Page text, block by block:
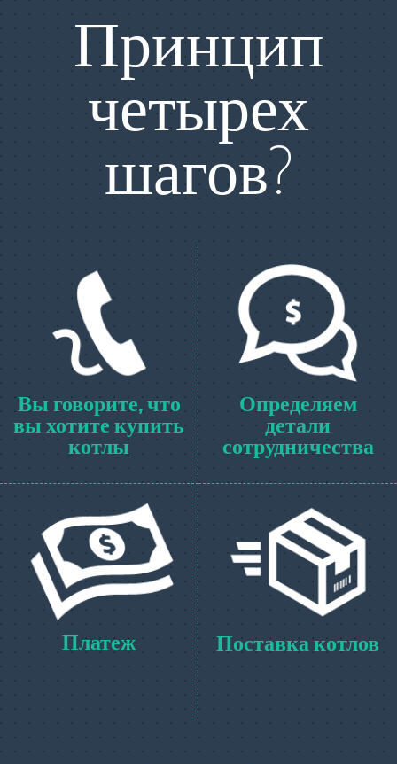
Принцип
четырех
шагов?
Вы говорите, что
вы хотите купить
котлы
Определяем
детали
сотрудничества
Платеж Поставка котлов